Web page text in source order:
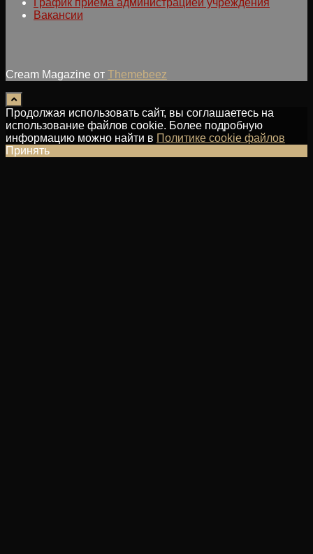
Вакансии
Cream Magazine от Themebeez
Продолжая использовать сайт, вы соглашаетесь на
использование файлов cookie. Более подробную
информацию можно найти в Политике cookie файлов
Принять